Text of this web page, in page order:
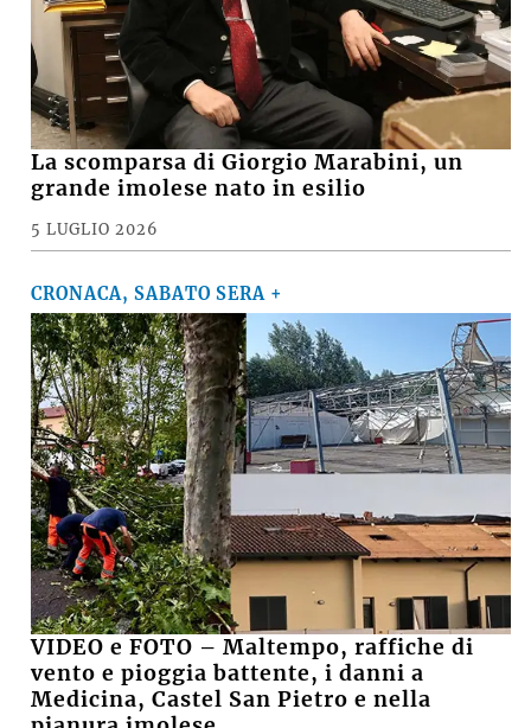
La scomparsa di Giorgio Marabini, un
grande imolese nato in esilio
5 LUGLIO 2026
CRONACA, SABATO SERA +
VIDEO e FOTO – Maltempo, raffiche di
vento e pioggia battente, i danni a
Medicina, Castel San Pietro e nella